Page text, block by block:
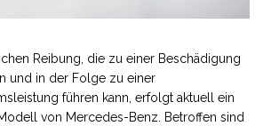
Reibung, die zu einer Beschädigung
und in der Folge zu einer
führen kann, erfolgt aktuell ein
von Mercedes-Benz. Betroffen sind